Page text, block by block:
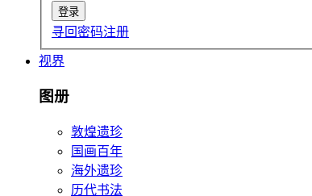
寻回密码注册
视界
图册
敦煌遗珍
国画百年
海外遗珍
历代书法